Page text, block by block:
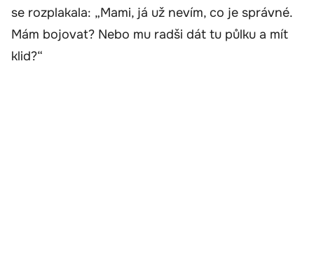
se rozplakala: „Mami, já už nevím, co je správné.
Mám bojovat? Nebo mu radši dát tu půlku a mít
klid?“